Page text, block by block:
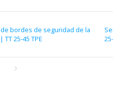
bordes de seguridad de la
TT 25-45 TPE
25-